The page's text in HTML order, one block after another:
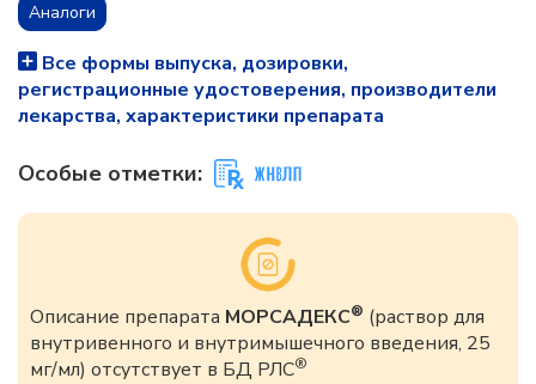
Аналоги
Все формы выпуска, дозировки,
регистрационные удостоверения, производители
лекарства, характеристики препарата
Особые отметки:
Описание препарата МОРСАДЕКС® (раствор для
внутривенного и внутримышечного введения, 25
мг/мл) отсутствует в БД РЛС®